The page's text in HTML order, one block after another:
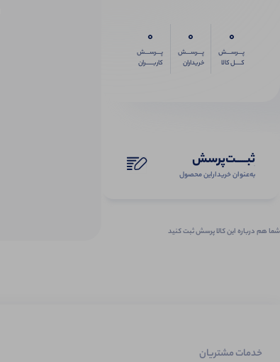
0
پـــرســـش
کــــل کالا
0
پـــرســـش
خریداران
0
پـــرســـش
کاربـــــران
ثبـــــت‌پرسش
به‌عنوان ‌خریدار‌این‌ محصول
شما هم درباره این کالا پرسش ثبت کنید
خدمات مشتریان